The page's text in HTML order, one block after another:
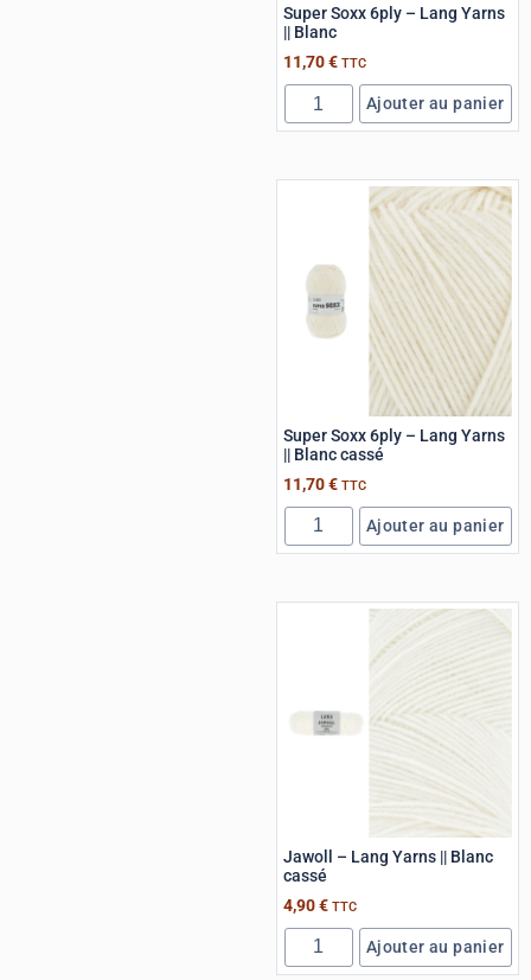
Super Soxx 6ply – Lang Yarns
|| Blanc
11,70€ TTC
Ajouter au panier
Super Soxx 6ply – Lang Yarns
|| Blanc cassé
11,70€ TTC
Ajouter au panier
Jawoll – Lang Yarns || Blanc
cassé
4,90€ TTC
Ajouter au panier